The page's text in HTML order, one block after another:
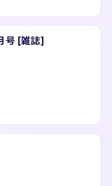
号 [雑誌]